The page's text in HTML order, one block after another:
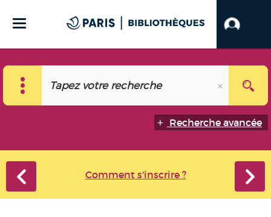
Recherche avancée
Comment s'inscrire ?